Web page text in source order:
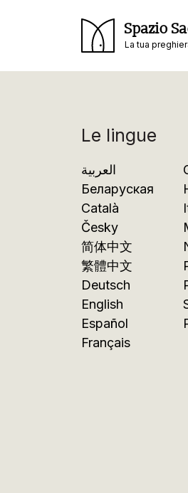
Spazio
La tua
Le lingue
العربية
Беларуская
Català
Česky
简体中文
繁體中文
Deutsch
English
Español
Français